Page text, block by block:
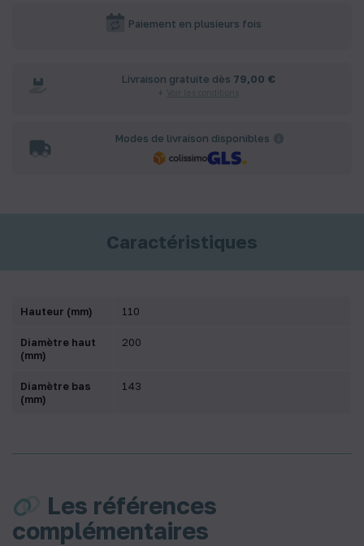
Paiement en plusieurs fois
Livraison gratuite dès 79,00 €
Modes de livraison disponibles
Caractéristiques
Hauteur (mm) 110
Diamètre haut
(mm)
200
Diamètre bas
(mm)
143
Les références
complémentaires